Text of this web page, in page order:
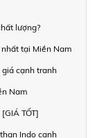
lượng?
tại Miền Nam
cạnh tranh
Nam
TỐT]
Indo cạnh